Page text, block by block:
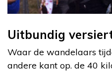
Uitbundig
Waar de wandelaars
andere kant op. de 40